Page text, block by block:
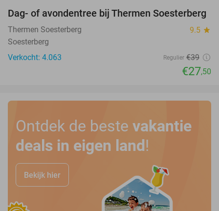
29%
Dag- of avondentree bij Thermen Soesterberg
Thermen Soesterberg 9.5 star
Soesterberg
Verkocht: 4.063
Regulier €39
€27,50
Ontdek de beste vakantie
deals in eigen land!
Bekijk hier